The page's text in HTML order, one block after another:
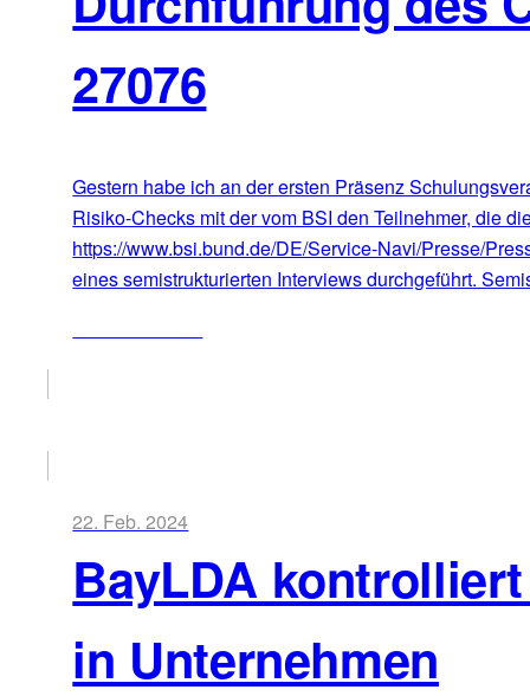
27076
Gestern habe ich an der ersten Präsenz
Risiko-Checks mit der vom BSI den Teilnehmer, die
https://www.bsi.bund.de/DE/Service-Navi/Presse/
eines semistrukturierten Interviews durchgeführt.
22. Feb. 2024
BayLDA
in Unternehmen